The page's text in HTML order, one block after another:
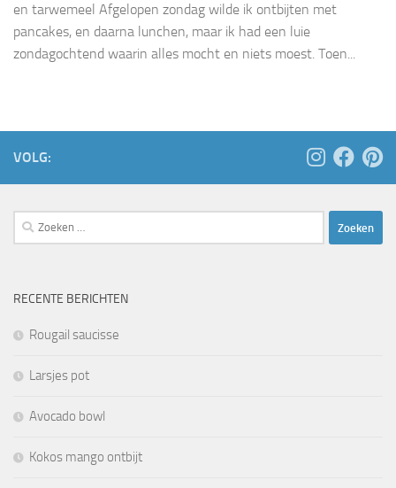
en tarwemeel Afgelopen zondag wilde ik ontbijten met
pancakes, en daarna lunchen, maar ik had een luie
zondagochtend waarin alles mocht en niets moest. Toen...
VOLG:
Zoeken
naar:
RECENTE BERICHTEN
Rougail saucisse
Larsjes pot
Avocado bowl
Kokos mango ontbijt